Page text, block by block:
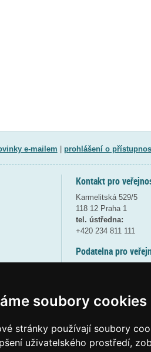
soubory cookies
stránky používají soubory
uživatelského prostředí,
e-mailem prohlášení o
Kontakt pro
Karmelitská 529/5
118 12 Praha 1
tel. ústředna:
+420 234 811 111
Podatelna pro
(více informací
Elektronická